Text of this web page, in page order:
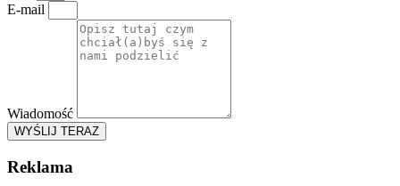
E-mail
Wiadomość
WYŚLIJ TERAZ
Reklama